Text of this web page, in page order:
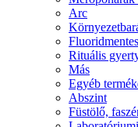
Arc
Rituális
Más
Egyéb
Abszint
Füstölő,